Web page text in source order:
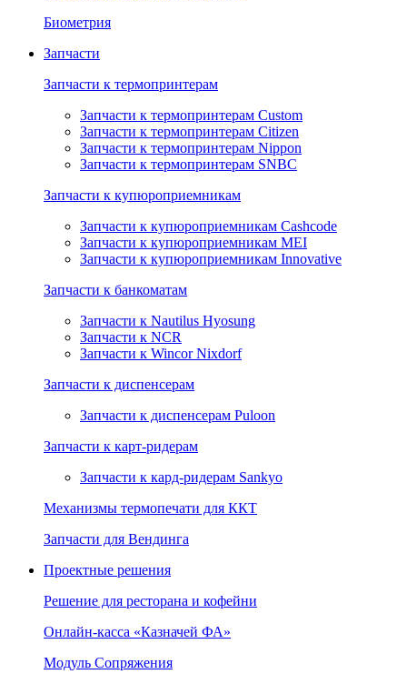
Биометрия
Запчасти
Запчасти к термопринтерам
Запчасти к термопринтерам Custom
Запчасти к термопринтерам Citizen
Запчасти к термопринтерам Nippon
Запчасти к термопринтерам SNBC
Запчасти к купюроприемникам
Запчасти к купюроприемникам Cashcode
Запчасти к купюроприемникам MEI
Запчасти к купюроприемникам Innovative
Запчасти к банкоматам
Запчасти к Nautilus Hyosung
Запчасти к NCR
Запчасти к Wincor Nixdorf
Запчасти к диспенсерам
Запчасти к диспенсерам Puloon
Запчасти к карт-ридерам
Запчасти к кард-ридерам Sankyo
Механизмы термопечати для ККТ
Запчасти для Вендинга
Проектные решения
Решение для ресторана и кофейни
Онлайн‑касса «Казначей ФА»
Модуль Сопряжения